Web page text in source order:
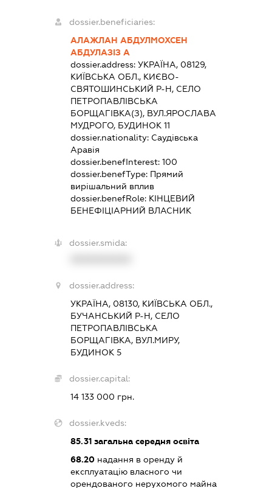
dossier.beneficiaries:
АЛАЖЛАН АБДУЛМОХСЕН
АБДУЛАЗІЗ А
dossier.address:УКРАЇНА, 08129,
КИЇВСЬКА ОБЛ., КИЄВО-
СВЯТОШИНСЬКИЙ Р-Н, СЕЛО
ПЕТРОПАВЛІВСЬКА
БОРЩАГІВКА(З), ВУЛ.ЯРОСЛАВА
МУДРОГО, БУДИНОК 11
dossier.nationality: Саудівська
Аравія
dossier.benefInterest:100
dossier.benefType: Прямий
вирішальний вплив
dossier.benefRole: КІНЦЕВИЙ
БЕНЕФІЦІАРНИЙ ВЛАСНИК
dossier.smida:
dossier.address:
УКРАЇНА, 08130, КИЇВСЬКА ОБЛ.,
БУЧАНСЬКИЙ Р-Н, СЕЛО
ПЕТРОПАВЛІВСЬКА
БОРЩАГІВКА, ВУЛ.МИРУ,
БУДИНОК 5
dossier.capital:
14 133 000 грн.
dossier.kveds:
85.31 загальна середня освіта
68.20 надання в оренду й
експлуатацію власного чи
орендованого нерухомого майна